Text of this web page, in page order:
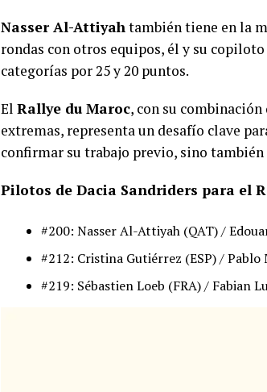
Nasser Al-Attiyahtambién tiene en la
rondas con otros equipos, él y su
categorías por 25 y 20 puntos.
El Rallye du Maroc, con su
extremas, representa un desafío clave
confirmar su trabajo previo, sino
Pilotos de Dacia Sandriders para el
#200: Nasser Al-Attiyah (QAT) /
#212: Cristina Gutiérrez (ESP) / Pablo
#219: Sébastien Loeb (FRA) / Fabian